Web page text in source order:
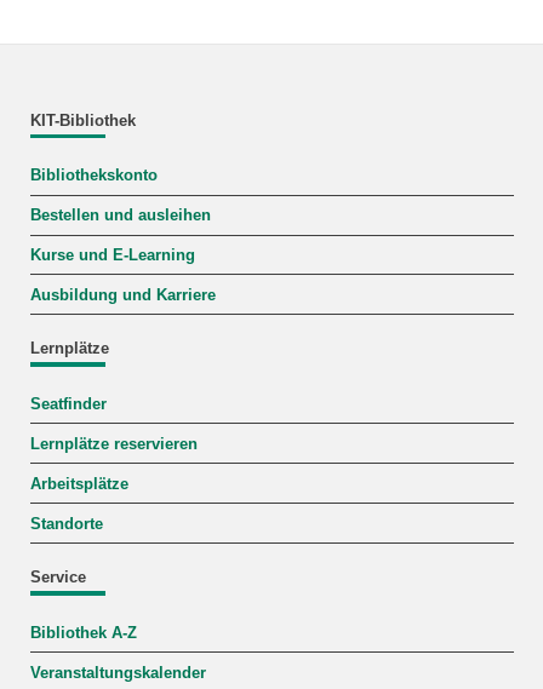
KIT-Bibliothek
Bibliothekskonto
Bestellen und ausleihen
Kurse und E-Learning
Ausbildung und Karriere
Lernplätze
Seatfinder
Lernplätze reservieren
Arbeitsplätze
Standorte
Service
Bibliothek A-Z
Veranstaltungskalender